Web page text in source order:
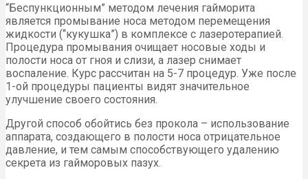
“Беспункционным” методом лечения гайморита
является промывание носа методом перемещения
жидкости (“кукушка”) в комплексе с лазеротерапией.
Процедура промывания очищает носовые ходы и
полости носа от гноя и слизи, а лазер снимает
воспаление. Курс рассчитан на 5-7 процедур. Уже после
1-ой процедуры пациенты видят значительное
улучшение своего состояния.
Другой способ обойтись без прокола – использование
аппарата, создающего в полости носа отрицательное
давление, и тем самым способствующего удалению
секрета из гайморовых пазух.